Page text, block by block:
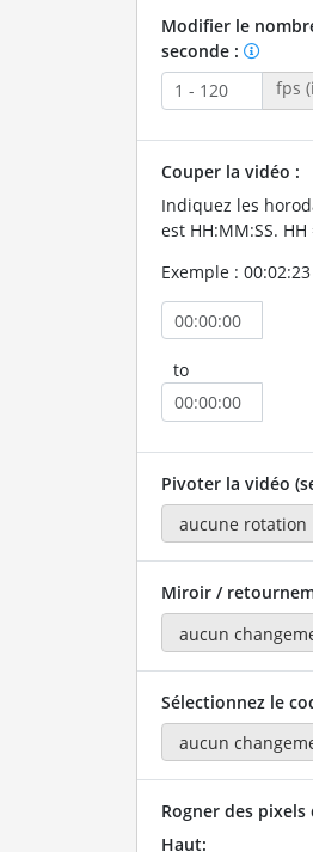
Modifier le
seconde :
fps
Couper la vidéo :
Indiquez les
est HH:MM:SS.
Exemple :
to
Pivoter la vidéo
Miroir /
Sélectionnez le
Rogner des pixels
Haut: